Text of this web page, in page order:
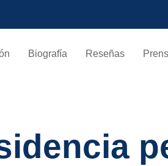
Biografía Reseñas